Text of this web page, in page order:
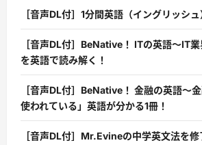
［音声DL付］1分間英語（イングリッシ
［音声DL付］BeNative！ ITの英語〜IT
を英語で読み解く！
［音声DL付］BeNative！ 金融の英語〜
使われている」英語が分かる1冊！
［音声DL付］Mr.Evineの中学英文法を